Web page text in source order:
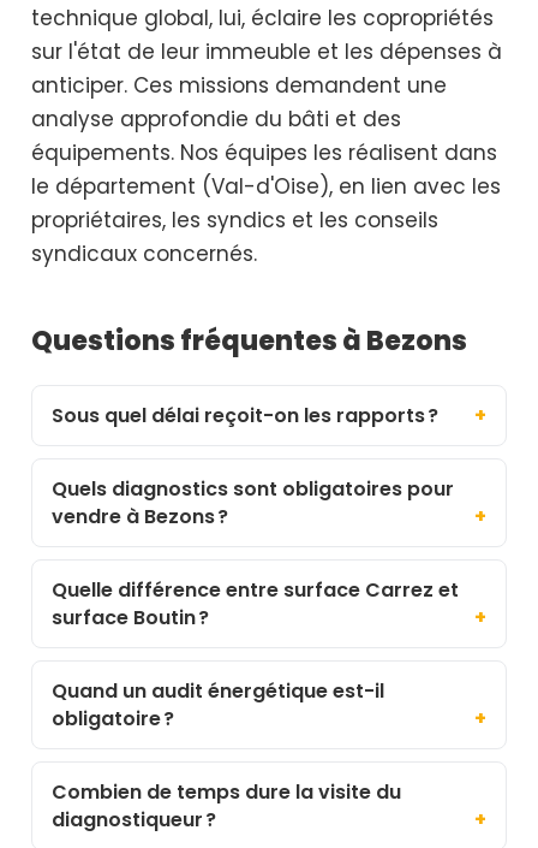
technique global, lui, éclaire les copropriétés
sur l'état de leur immeuble et les dépenses à
anticiper. Ces missions demandent une
analyse approfondie du bâti et des
équipements. Nos équipes les réalisent dans
le département (Val-d'Oise), en lien avec les
propriétaires, les syndics et les conseils
syndicaux concernés.
Questions fréquentes à Bezons
Sous quel délai reçoit-on les rapports ?
Quels diagnostics sont obligatoires pour
vendre à Bezons ?
Quelle différence entre surface Carrez et
surface Boutin ?
Quand un audit énergétique est-il
obligatoire ?
Combien de temps dure la visite du
diagnostiqueur ?